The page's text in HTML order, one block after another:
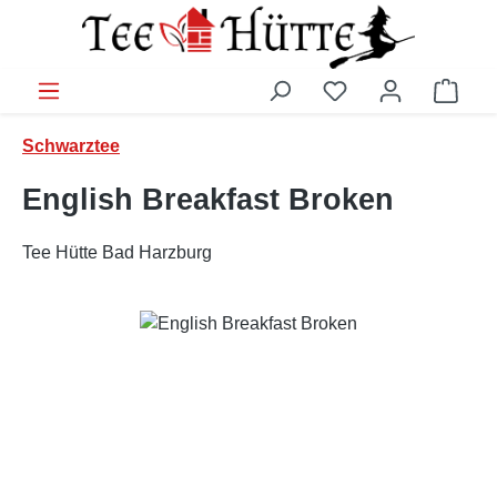
Zum Hauptinhalt springen
Schwarztee
English Breakfast Broken
Tee Hütte Bad Harzburg
Bildergalerie überspringen